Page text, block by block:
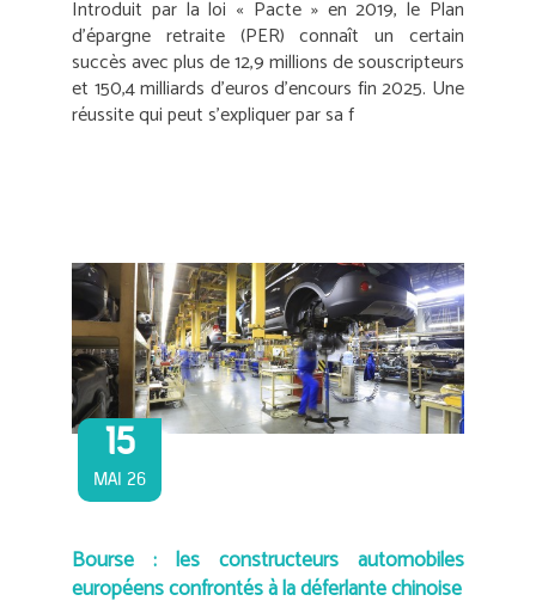
Introduit par la loi « Pacte » en 2019, le Plan
d’épargne retraite (PER) connaît un certain
succès avec plus de 12,9 millions de souscripteurs
et 150,4 milliards d’euros d’encours fin 2025. Une
réussite qui peut s’expliquer par sa f
15
MAI 26
Bourse : les constructeurs automobiles
européens confrontés à la déferlante chinoise